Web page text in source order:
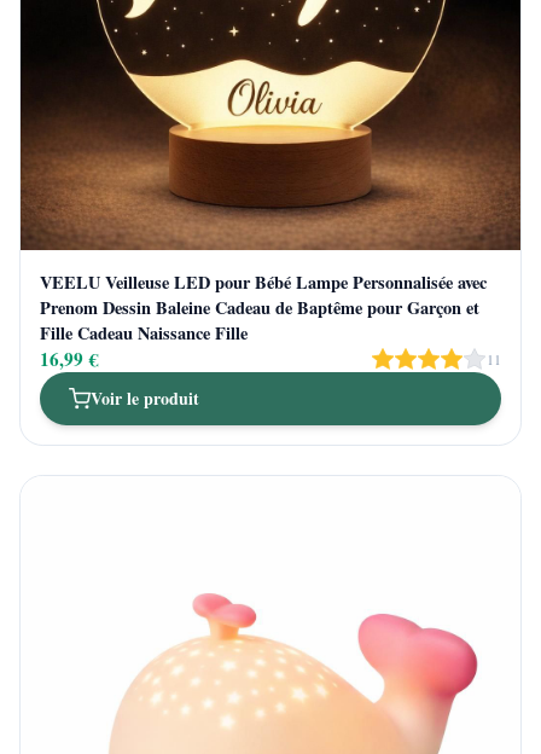
VEELU Veilleuse LED pour Bébé Lampe Personnalisée avec
Prenom Dessin Baleine Cadeau de Baptême pour Garçon et
Fille Cadeau Naissance Fille
16,99 € 11
Voir le produit